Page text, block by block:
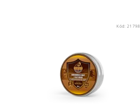
Kód: 21798